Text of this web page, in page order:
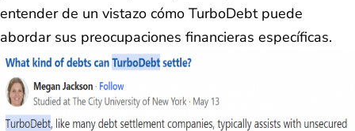
entender de un vistazo cómo TurboDebt puede
abordar sus preocupaciones financieras específicas.